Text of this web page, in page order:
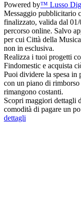
Powered by™ Lusso
Messaggio pubblicitario
finalizzato, valida dal
percorso online. Salvo
per cui Città della
non in esclusiva.
Realizza i tuoi progetti
Findomestic e acquista
Puoi dividere la spesa in
con un piano di
rimangono costanti.
Scopri maggiori dettagli
comodità di pagare un
dettagli